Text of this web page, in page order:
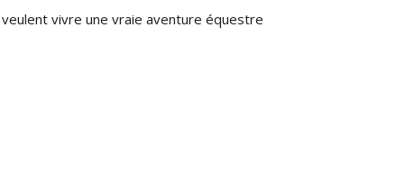
vivre une vraie aventure équestre